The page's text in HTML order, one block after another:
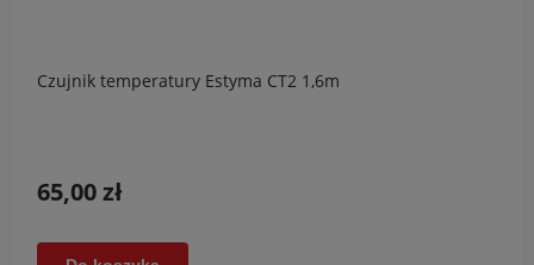
Czujnik temperatury Estyma CT2 1,6m
65,00 zł